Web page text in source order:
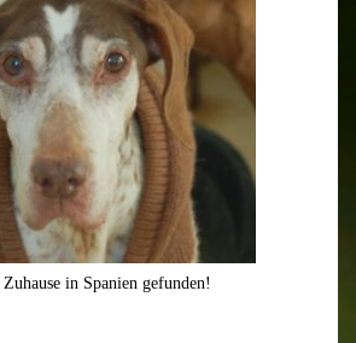
in Spanien gefunden!